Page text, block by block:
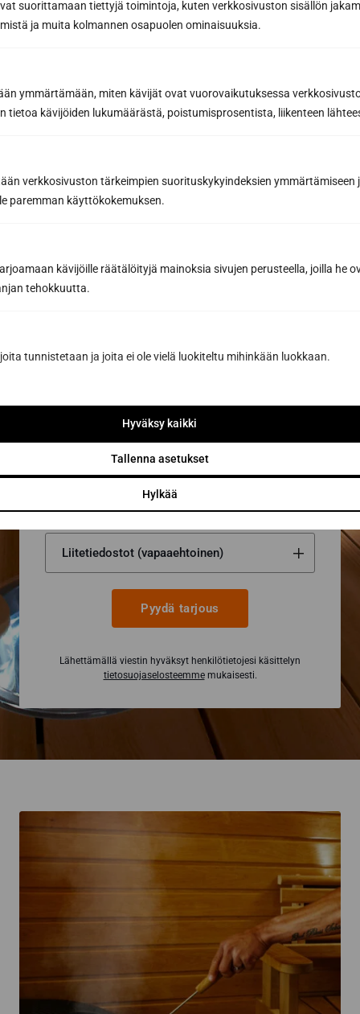
suorittamaan tiettyjä toimintoja, kuten verkkosivuston sisällön
ja muita kolmannen osapuolen ominaisuuksia.
ymmärtämään, miten kävijät ovat vuorovaikutuksessa
tietoa kävijöiden lukumäärästä, poistumisprosentista, liikenteen
verkkosivuston tärkeimpien suorituskykyindeksien ymmärtämiseen
paremman käyttökokemuksen.
kävijöille räätälöityjä mainoksia sivujen perusteella, joilla he
tehokkuutta.
tunnistetaan ja joita ei ole vielä luokiteltu mihinkään luokkaan.
Hylkää
Tallenna asetukset
Hyväksy kaikki
Yhteydenottolomake
Etunimi *
Pyydä tarjous
Lähettämällä viestin hyväksyt henkilötietojesi käsittelyn
tietosuojaselosteemmemukaisesti.